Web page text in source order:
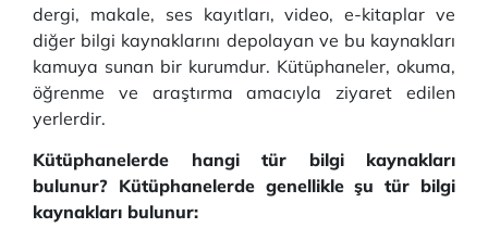
dergi, makale, ses kayıtları, video, e-kitaplar ve
diğer bilgi kaynaklarını depolayan ve bu kaynakları
kamuya sunan bir kurumdur. Kütüphaneler, okuma,
öğrenme ve araştırma amacıyla ziyaret edilen
yerlerdir.
Kütüphanelerde hangi tür bilgi kaynakları
bulunur? Kütüphanelerde genellikle şu tür bilgi
kaynakları bulunur: